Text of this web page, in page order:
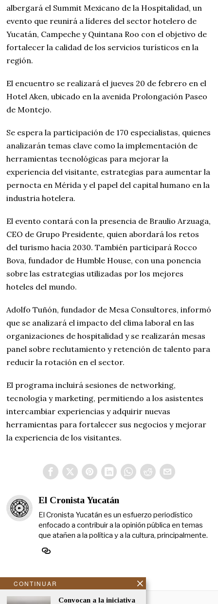
albergará el Summit Mexicano de la Hospitalidad, un
evento que reunirá a líderes del sector hotelero de
Yucatán, Campeche y Quintana Roo con el objetivo de
fortalecer la calidad de los servicios turísticos en la
región.
El encuentro se realizará el jueves 20 de febrero en el
Hotel Aken, ubicado en la avenida Prolongación Paseo
de Montejo.
Se espera la participación de 170 especialistas, quienes
analizarán temas clave como la implementación de
herramientas tecnológicas para mejorar la
experiencia del visitante, estrategias para aumentar la
pernocta en Mérida y el papel del capital humano en la
industria hotelera.
El evento contará con la presencia de Braulio Arzuaga,
CEO de Grupo Presidente, quien abordará los retos
del turismo hacia 2030. También participará Rocco
Bova, fundador de Humble House, con una ponencia
sobre las estrategias utilizadas por los mejores
hoteles del mundo.
Adolfo Tuñón, fundador de Mesa Consultores, informó
que se analizará el impacto del clima laboral en las
organizaciones de hospitalidad y se realizarán mesas
panel sobre reclutamiento y retención de talento para
reducir la rotación en el sector.
El programa incluirá sesiones de networking,
tecnología y marketing, permitiendo a los asistentes
intercambiar experiencias y adquirir nuevas
herramientas para fortalecer sus negocios y mejorar
la experiencia de los visitantes.
El Cronista Yucatán
El Cronista Yucatán es un esfuerzo periodístico
enfocado a contribuir a la opinión pública en temas
que atañen a la política y a la cultura, principalmente.
CONTINUAR
Convocan a la iniciativa